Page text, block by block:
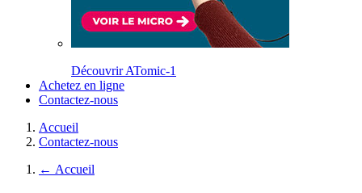
Découvrir ATomic-1
Achetez en ligne
Contactez-nous
Accueil
Contactez-nous
← Accueil